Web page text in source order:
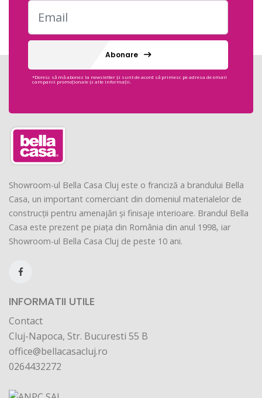
Abonare
*Doresc să mă abonez la newsletter și sunt de acord să primesc pe adresa de email
campanii promoționale și alte informații.
Showroom-ul Bella Casa Cluj este o franciză a brandului Bella
Casa, un important comerciant din domeniul materialelor de
construcții pentru amenajări și finisaje interioare. Brandul Bella
Casa este prezent pe piața din România din anul 1998, iar
Showroom-ul Bella Casa Cluj de peste 10 ani.
INFORMATII UTILE
Contact
Cluj-Napoca, Str. Bucuresti 55 B
office@bellacasacluj.ro
0264432272